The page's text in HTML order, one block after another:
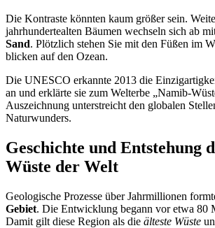
Die Kontraste könnten kaum größer sein.
jahrhundertealten Bäumen wechseln sich ab
Sand. Plötzlich stehen Sie mit den Füßen im
blicken auf den Ozean.
Die UNESCO erkannte 2013 die
an und erklärte sie zum Welterbe „Namib-
Auszeichnung unterstreicht den globalen
Naturwunders.
Geschichte und Entstehung
Wüste der Welt
Geologische Prozesse über Jahrmillionen
Gebiet. Die Entwicklung begann vor etwa 80
Damit gilt diese Region als die älteste Wüste